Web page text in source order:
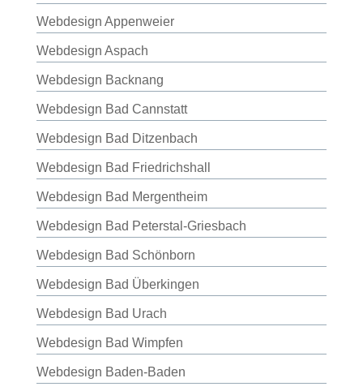
Webdesign Appenweier
Webdesign Aspach
Webdesign Backnang
Webdesign Bad Cannstatt
Webdesign Bad Ditzenbach
Webdesign Bad Friedrichshall
Webdesign Bad Mergentheim
Webdesign Bad Peterstal-Griesbach
Webdesign Bad Schönborn
Webdesign Bad Überkingen
Webdesign Bad Urach
Webdesign Bad Wimpfen
Webdesign Baden-Baden